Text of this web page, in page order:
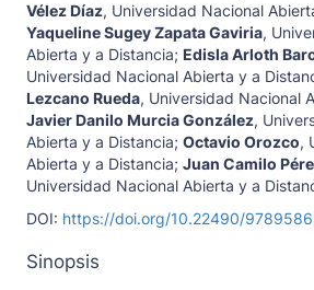
Vélez Díaz, Universidad Nacional
Yaqueline Sugey Zapata Gaviria,
Abierta y a Distancia; Edisla Arloth
Universidad Nacional Abierta y a
Lezcano Rueda, Universidad Nacional
Javier Danilo Murcia González,
Abierta y a Distancia; Octavio Orozco,
Abierta y a Distancia; Juan Camilo
Universidad Nacional Abierta y a
DOI: https://doi.org/10.22490/
Sinopsis